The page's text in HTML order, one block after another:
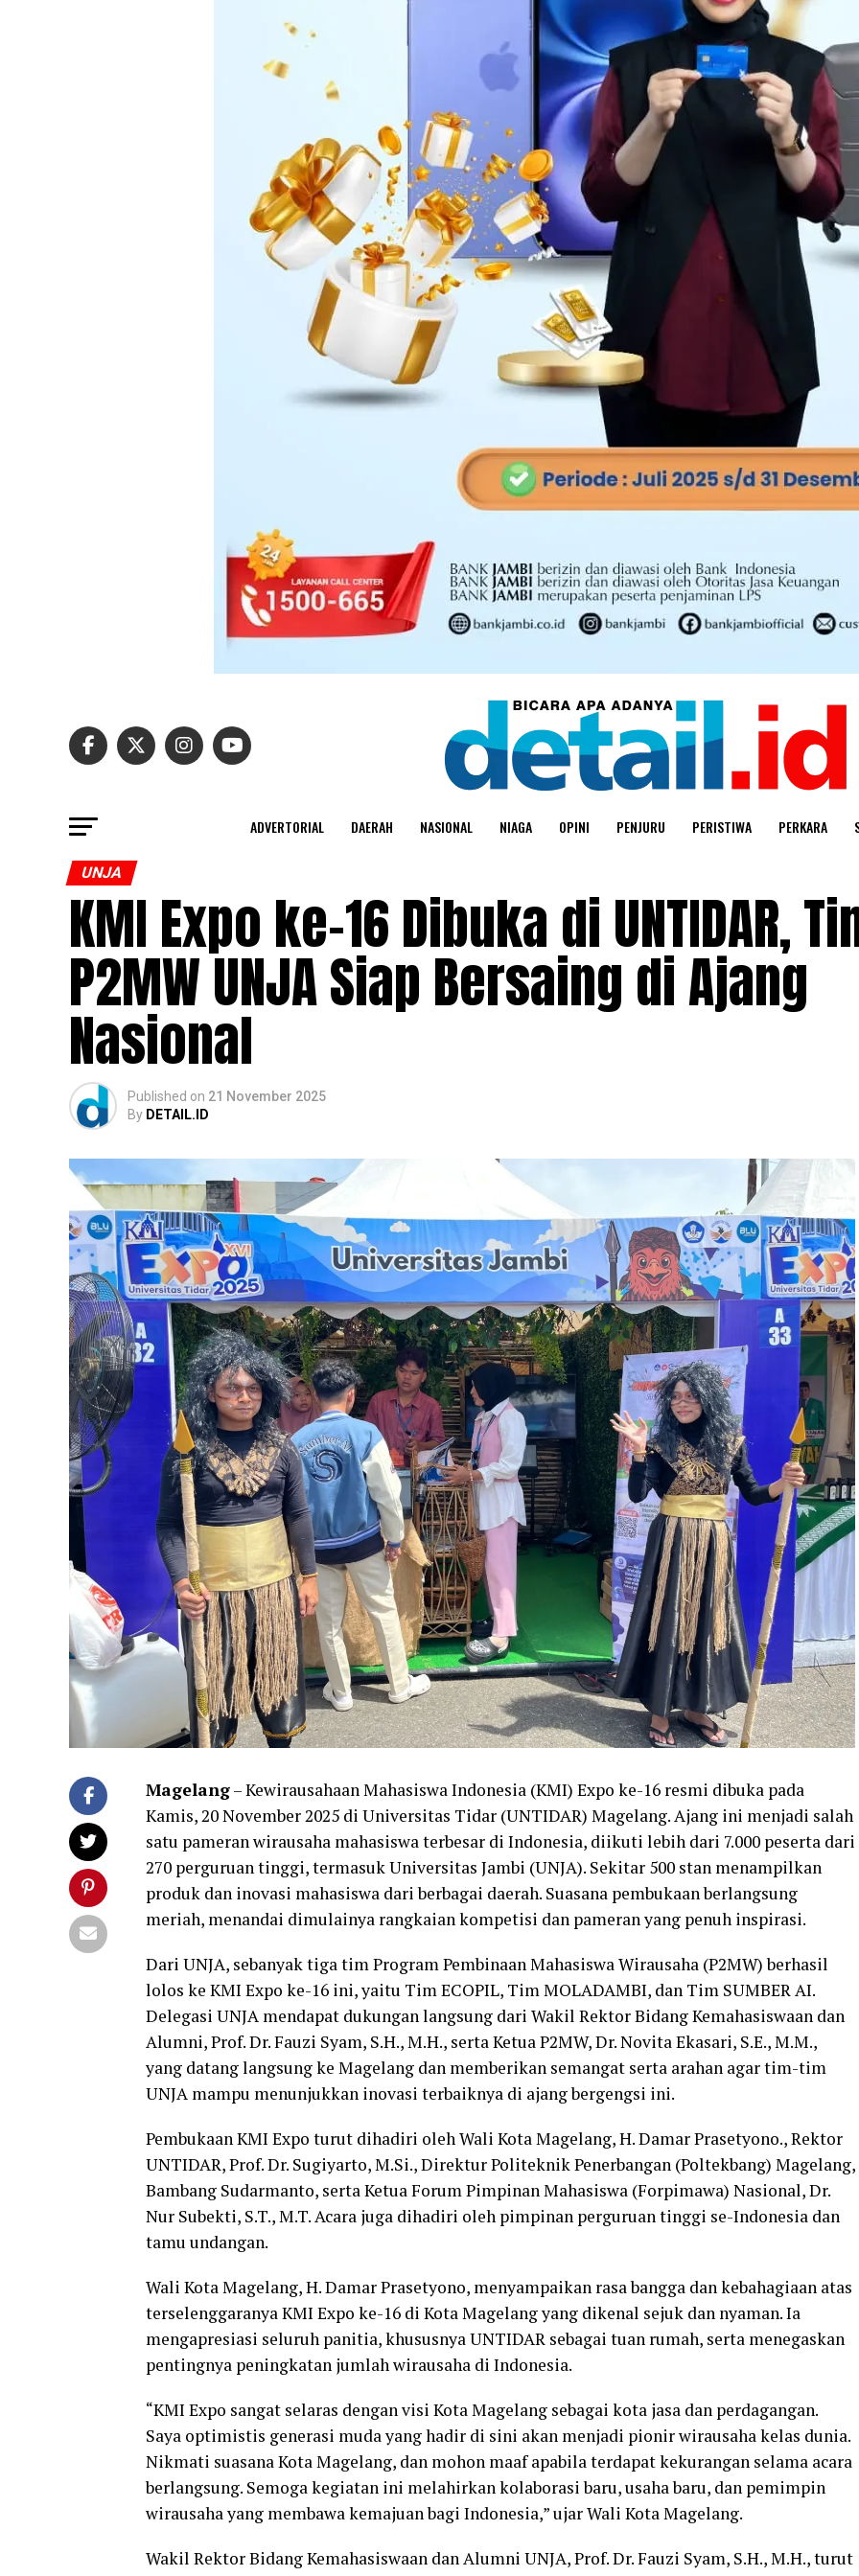
ADVERTORIAL DAERAH NASIONAL NIAGA OPINI PENJURU PERISTIWA PERKARA
UNJA
KMI Expo ke-16 Dibuka di UNTIDAR,
P2MW UNJA Siap Bersaing di Ajang
Nasional
Published on 21 November 2025
By DETAIL.ID
Magelang– Kewirausahaan Mahasiswa Indonesia (KMI) Expo ke-16 resmi dibuka pada
Kamis, 20 November 2025 di Universitas Tidar (UNTIDAR) Magelang. Ajang ini menjadi salah
satu pameran wirausaha mahasiswa terbesar di Indonesia, diikuti lebih dari 7.000 peserta dari
270 perguruan tinggi, termasuk Universitas Jambi (UNJA). Sekitar 500 stan menampilkan
produk dan inovasi mahasiswa dari berbagai daerah. Suasana pembukaan berlangsung
meriah, menandai dimulainya rangkaian kompetisi dan pameran yang penuh inspirasi.
Dari UNJA, sebanyak tiga tim Program Pembinaan Mahasiswa Wirausaha (P2MW) berhasil
lolos ke KMI Expo ke-16 ini, yaitu Tim ECOPIL, Tim MOLADAMBI, dan Tim SUMBER AI.
Delegasi UNJA mendapat dukungan langsung dari Wakil Rektor Bidang Kemahasiswaan dan
Alumni, Prof. Dr. Fauzi Syam, S.H., M.H., serta Ketua P2MW, Dr. Novita Ekasari, S.E., M.M.,
yang datang langsung ke Magelang dan memberikan semangat serta arahan agar tim-tim
UNJA mampu menunjukkan inovasi terbaiknya di ajang bergengsi ini.
Pembukaan KMI Expo turut dihadiri oleh Wali Kota Magelang, H. Damar Prasetyono., Rektor
UNTIDAR, Prof. Dr. Sugiyarto, M.Si., Direktur Politeknik Penerbangan (Poltekbang) Magelang,
Bambang Sudarmanto, serta Ketua Forum Pimpinan Mahasiswa (Forpimawa) Nasional, Dr.
Nur Subekti, S.T., M.T. Acara juga dihadiri oleh pimpinan perguruan tinggi se-Indonesia dan
tamu undangan.
Wali Kota Magelang, H. Damar Prasetyono, menyampaikan rasa bangga dan kebahagiaan atas
terselenggaranya KMI Expo ke-16 di Kota Magelang yang dikenal sejuk dan nyaman. Ia
mengapresiasi seluruh panitia, khususnya UNTIDAR sebagai tuan rumah, serta menegaskan
pentingnya peningkatan jumlah wirausaha di Indonesia.
“KMI Expo sangat selaras dengan visi Kota Magelang sebagai kota jasa dan perdagangan.
Saya optimistis generasi muda yang hadir di sini akan menjadi pionir wirausaha kelas dunia.
Nikmati suasana Kota Magelang, dan mohon maaf apabila terdapat kekurangan selama acara
berlangsung. Semoga kegiatan ini melahirkan kolaborasi baru, usaha baru, dan pemimpin
wirausaha yang membawa kemajuan bagi Indonesia,” ujar Wali Kota Magelang.
Wakil Rektor Bidang Kemahasiswaan dan Alumni UNJA, Prof. Dr. Fauzi Syam, S.H., M.H., turut